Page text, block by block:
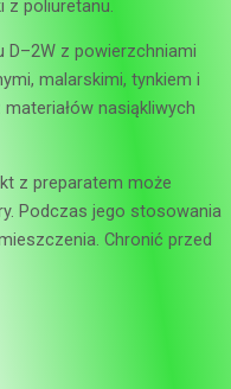
poliuretanu.
z powierzchniami
malarskimi, tynkiem i
nasiąkliwych
z preparatem może
Podczas jego stosowania
Chronić przed